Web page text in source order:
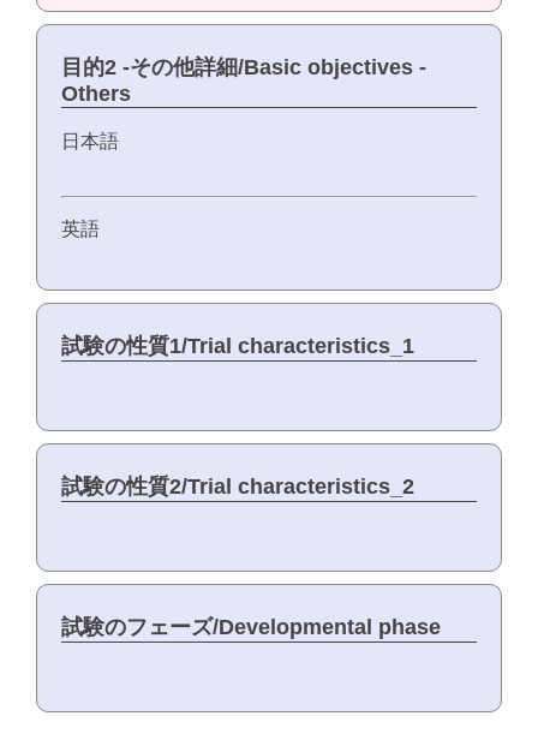
目的2 -その他詳細/Basic objectives -
Others
日本語
英語
試験の性質1/Trial characteristics_1
試験の性質2/Trial characteristics_2
試験のフェーズ/Developmental phase